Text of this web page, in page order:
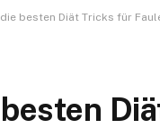
besten Diät Tricks für